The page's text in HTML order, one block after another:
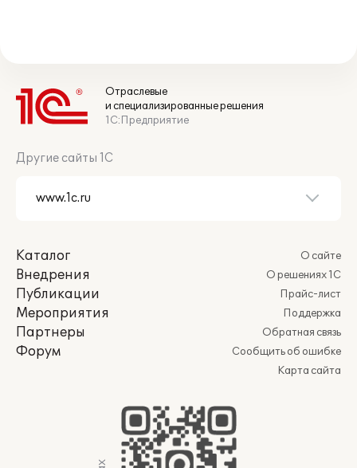
Отраслевые
и специализированные решения
1С:Предприятие
Другие сайты 1С
Каталог
Внедрения
Публикации
Мероприятия
Партнеры
Форум
О сайте
О решениях 1С
Прайс-лист
Поддержка
Обратная связь
Сообщить об ошибке
Карта сайта